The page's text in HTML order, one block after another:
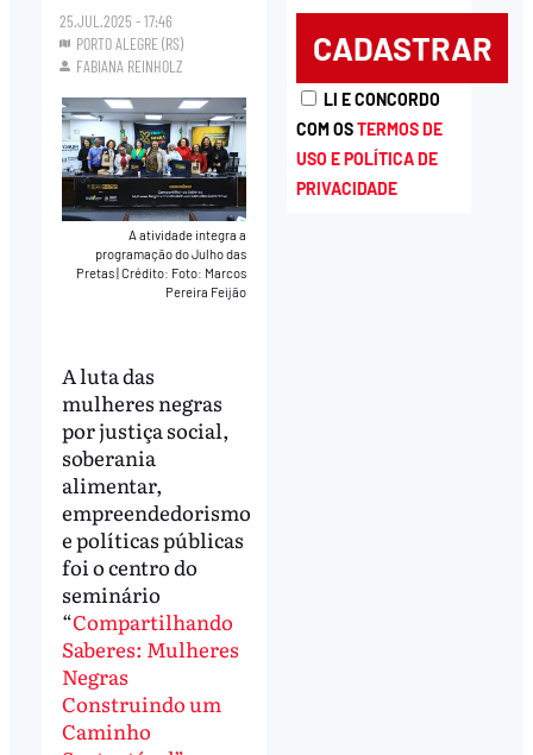
25.JUL.2025 - 17:46
PORTO ALEGRE (RS)
FABIANA REINHOLZ
A atividade integra a
programação do Julho das
Pretas|Crédito: Foto: Marcos
Pereira Feijão
A luta das
mulheres negras
por justiça social,
soberania
alimentar,
empreendedorismo
e políticas públicas
foi o centro do
seminário
“Compartilhando
Saberes: Mulheres
Negras
Construindo um
Caminho
LI E CONCORDO
COM OSTERMOS DE
USO E POLÍTICA DE
PRIVACIDADE